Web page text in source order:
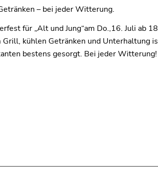
– bei jeder Witterung.
für „Alt und Jung“am Do.,16. Juli ab
Grill, kühlen Getränken und Unterhaltung
bestens gesorgt. Bei jeder Witterung!